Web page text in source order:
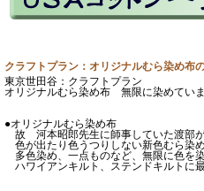
クラフトプラン：オリジナルむら染め布
東京世田谷：クラフトプラン
オリジナルむら染め布 無限に染めていま
●オリジナルむら染め布
故 河本昭郎先生に師事していた渡部が
色が出たり色うつりしない新色むら染
多色染め、一点ものなど、無限に色を染
ハワイアンキルト、ステンドキルトに最